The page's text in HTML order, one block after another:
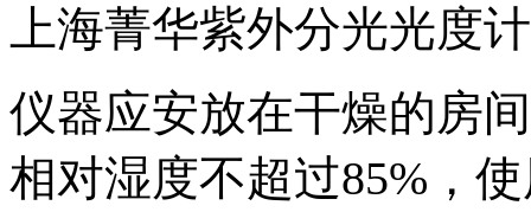
上海菁华紫外分光光度
仪器应安放在干燥的房
相对湿度不超过85%，